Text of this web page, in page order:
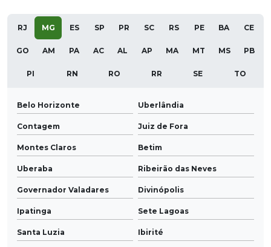
RJ MG ES SP PR SC RS PE BA CE
GO AM PA AC AL AP MA MT MS PB
PI RN RO RR SE TO
Belo Horizonte Uberlândia
Contagem Juiz de Fora
Montes Claros Betim
Uberaba Ribeirão das Neves
Governador Valadares Divinópolis
Ipatinga Sete Lagoas
Santa Luzia Ibirité